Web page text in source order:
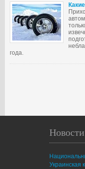
года.
Украинская